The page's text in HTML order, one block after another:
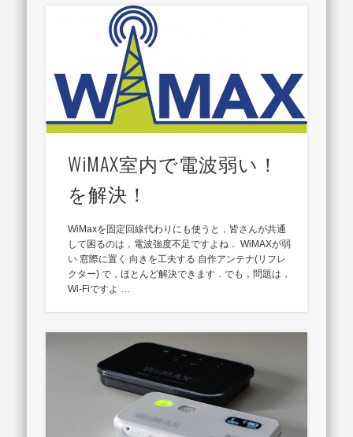
WiMAX室内で電波弱い！
を解決！
WiMaxを固定回線代わりにも使うと，皆さんが共通
して困るのは，電波強度不足ですよね． WiMAXが弱
い 窓際に置く 向きを工夫する 自作アンテナ(リフレ
クター) で，ほとんど解決できます．でも，問題は，
Wi-Fiですよ …